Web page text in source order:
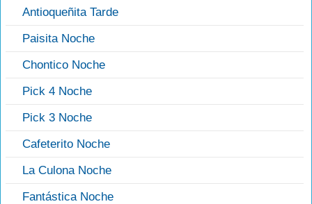
Antioqueñita Tarde
Paisita Noche
Chontico Noche
Pick 4 Noche
Pick 3 Noche
Cafeterito Noche
La Culona Noche
Fantástica Noche